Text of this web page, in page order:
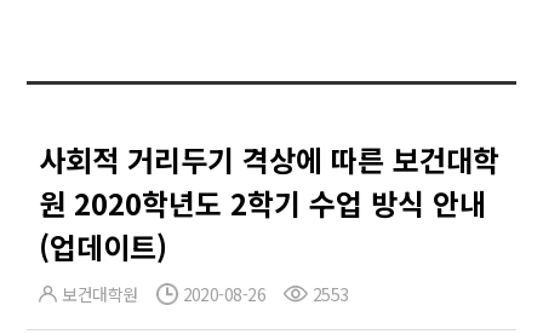
사회적 거리두기 격상에 따른 보건대학
원 2020학년도 2학기 수업 방식 안내
(업데이트)
보건대학원 2020-08-26 2553